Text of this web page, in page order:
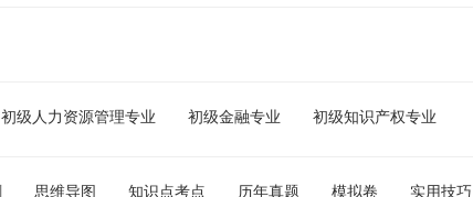
初级人力资源管理专业 初级金融专业 初级知识产权专业
思维导图 知识点考点 历年真题 模拟卷 实用技巧